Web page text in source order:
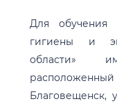
Для обучения
гигиены и
области»
расположенный
Благовещенск,